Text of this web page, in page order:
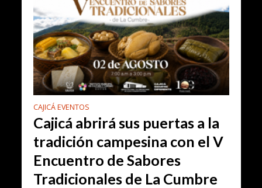
CAJICÁ EVENTOS
Cajicá abrirá sus puertas a la
tradición campesina con el V
Encuentro de Sabores
Tradicionales de La Cumbre